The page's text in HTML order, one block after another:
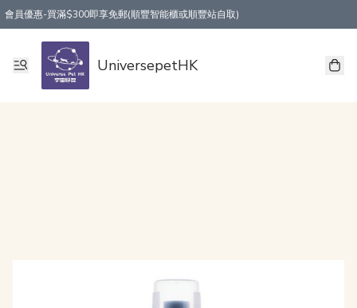
會員優惠-買滿$300即享免郵(順豐智能櫃或順豐站自取)
UniversepetHK